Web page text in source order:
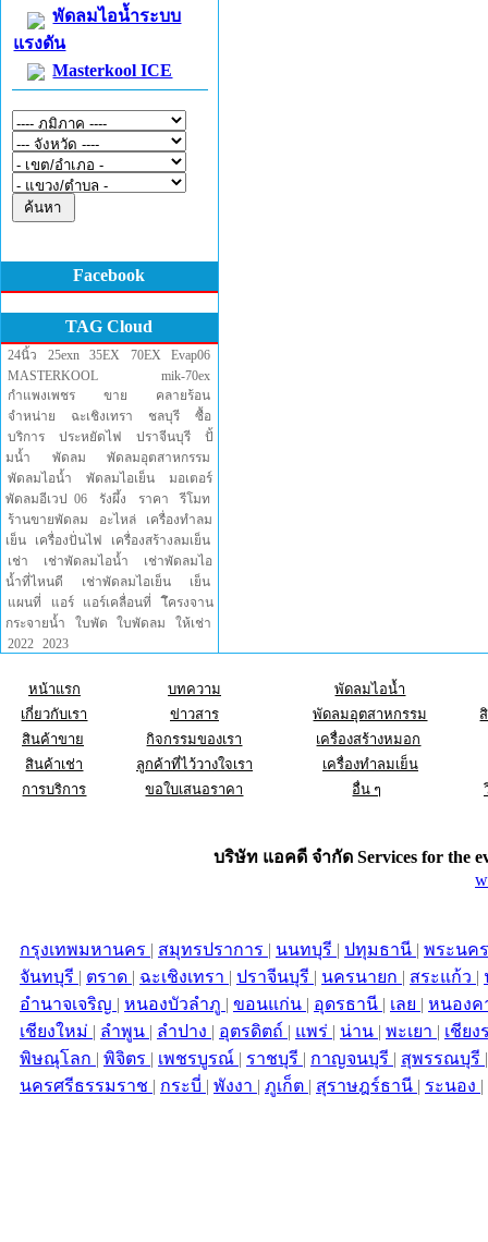
พัดลมไอน้ำระบบ
แรงดัน
Masterkool ICE
Facebook
TAG Cloud
24นิ้ว 25exn 35EX 70EX
Evap06
MASTERKOOL
mik-70ex
กำแพงเพชร
ขาย
คลายร้อน
จำหน่าย
ฉะเชิงเทรา ชลบุรี
ซื้อ
บริการ
ประหยัดไฟ ปราจีนบุรี
ปั้
มน้ำ
พัดลม
พัดลมอุตสาหกรรม
พัดลมไอน้ำ
พัดลมไอเย็น
มอเตอร์
พัดลมอีเวป 06
รังผึ้ง ราคา
รีโมท
ร้านขายพัดลม
อะไหล่
เครื่องทำลม
เย็น
เครื่องปั่นไฟ
เครื่องสร้างลมเย็น
เช่า
เช่าพัดลมไอน้ำ
เช่าพัดลมไอ
น้ำที่ไหนดี
เช่าพัดลมไอเย็น
เย็น
แผนที่
แอร์ แอร์เคลื่อนที่
โึครงจาน
กระจายน้ำ
ใบพัด ใบพัดลม
ให้เช่า
2022
2023
หน้าแรก บทความ
พัดลมไอน้ำ
เกี่ยวกับเรา
ข่าวสาร พัดลมอุตสาหกรรม
สินค้าขาย
กิจกรรมของเรา
เครื่องสร้างหมอก
สินค้าเช่า
ลูกค้าที่ไว้วางใจเรา
เครื่องทำลมเย็น
การบริการ
ขอใบเสนอราคา อื่น ๆ
บริษัท แอคดี จำกัด Services for the
กรุงเทพมหานคร | สมุทรปราการ | นนทบุรี | ปทุมธานี | พระนค
จันทบุรี | ตราด | ฉะเชิงเทรา | ปราจีนบุรี | นครนายก | สระแก้ว |
อำนาจเจริญ | หนองบัวลำภู | ขอนแก่น | อุดรธานี | เลย | หนอง
เชียงใหม่ | ลำพูน | ลำปาง | อุตรดิตถ์ | แพร่ | น่าน | พะเยา | เชีย
พิษณุโลก | พิจิตร | เพชรบูรณ์ | ราชบุรี | กาญจนบุรี | สุพรรณบุรี
นครศรีธรรมราช | กระบี่ | พังงา | ภูเก็ต | สุราษฎร์ธานี | ระนอง |